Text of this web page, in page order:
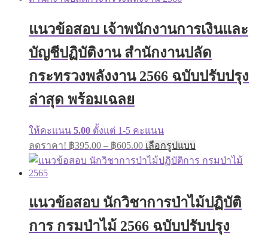
แนวข้อสอบ เจ้าพนักงานการเงินและ
บัญชีปฏิบัติงาน สำนักงานปลัด
กระทรวงพลังงาน 2566 ฉบับปรับปรุง
ล่าสุด พร้อมเฉลย
ให้คะแนน 5.00 ตั้งแต่ 1-5 คะแนน
ลดราคา! ฿395.00 – ฿605.00Price
range:
฿395.00
เลือกรูปแบบ
product
has
The
options
may
be
แนวข้อสอบ นักวิชาการป่าไม้ปฏิบัติ
การ กรมป่าไม้ 2566 ฉบับปรับปรุง